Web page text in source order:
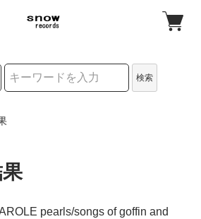
検索
pearls/songs of goffin and